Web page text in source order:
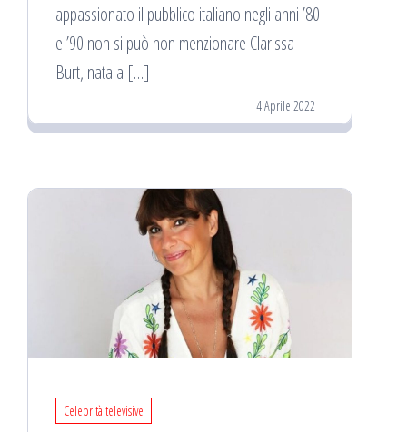
appassionato il pubblico italiano negli anni ’80
e ’90 non si può non menzionare Clarissa
Burt, nata a […]
4 Aprile 2022
Celebrità televisive